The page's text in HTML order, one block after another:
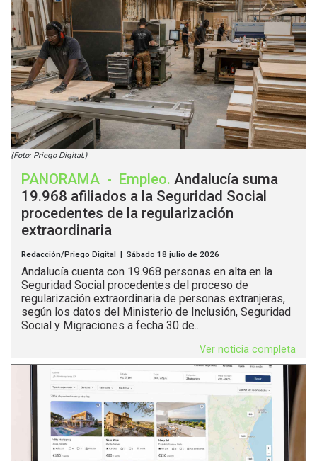
(Foto: Priego Digital.)
PANORAMA - Empleo. Andalucía suma
19.968 afiliados a la Seguridad Social
procedentes de la regularización
extraordinaria
Redacción/Priego Digital | Sábado 18 julio de 2026
Andalucía cuenta con 19.968 personas en alta en la
Seguridad Social procedentes del proceso de
regularización extraordinaria de personas extranjeras,
según los datos del Ministerio de Inclusión, Seguridad
Social y Migraciones a fecha 30 de...
Ver noticia completa